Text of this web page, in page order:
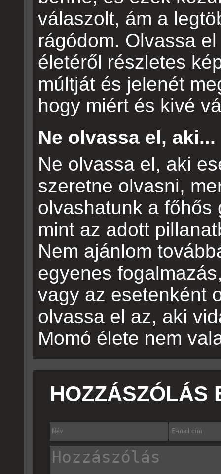
válaszolt, ám a
rágódom. Olvassa
életéről részletes
múltját és jelenét
hogy miért és kivé
Ne olvassa el, aki...
Ne olvassa el, aki
szeretne olvasni,
olvashatunk a főhős
mint az adott
Nem ajánlom
egyenes
vagy az esetenként
olvassa el az, aki
Momó élete nem
HOZZÁSZÓLÁS